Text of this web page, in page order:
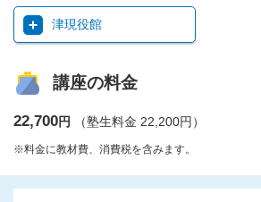
津現役館
講座の料金
22,700円 （塾生料金 22,200円）
※料金に教材費、消費税を含みます。